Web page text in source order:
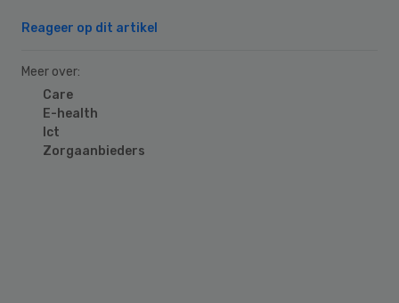
Reageer op dit artikel
Meer over:
Care
E-health
Ict
Zorgaanbieders